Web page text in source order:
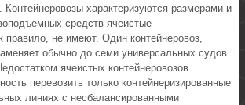
Контейнеровозы характеризуются размерами и
средств ячеистые
правило, не имеют. Один контейнеровоз,
обычно до семи универсальных судов
ячеистых контейнеровозов
перевозить только контейнеризированные
линиях с несбалансированными